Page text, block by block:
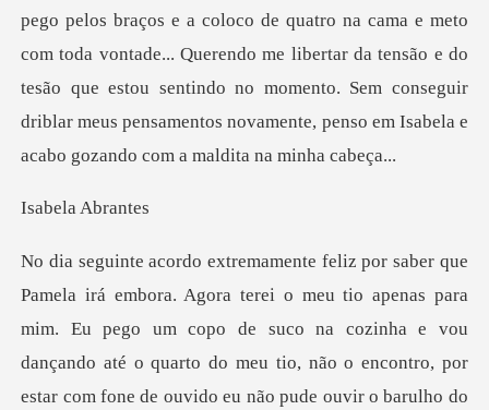
pego pelos braços e a coloco de quatro na cama e meto
com toda vontade... Querendo me libertar da tensão e do
tesão que es
la Ab
mim. Eu pego um copo de suco na cozinha e vou
dançando até o quarto do meu tio, não o encontro, por
estar c